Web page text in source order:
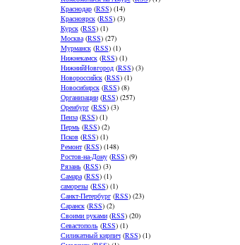
Краснодар(RSS) (14)
Красноярск(RSS) (3)
Курск(RSS) (1)
Москва(RSS) (27)
Мурманск(RSS) (1)
Нижнекамск(RSS) (1)
НижнийНовгород(RSS) (3)
Новороссийск(RSS) (1)
Новосибирск(RSS) (8)
Организации(RSS) (257)
Оренбург(RSS) (3)
Пенза(RSS) (1)
Пермь(RSS) (2)
Псков(RSS) (1)
Ремонт(RSS) (148)
Ростов-на-Дону(RSS) (9)
Рязань(RSS) (3)
Самара(RSS) (1)
саморезы(RSS) (1)
Санкт-Петербург(RSS) (23)
Саранск(RSS) (2)
Своими руками(RSS) (20)
Севастополь(RSS) (1)
Силикатный кирпич(RSS) (1)